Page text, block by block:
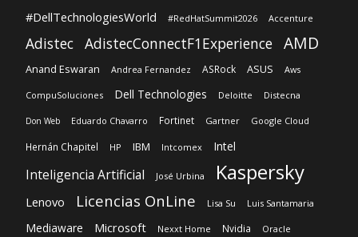
#DellTechnologiesWorld #RedHatSummit2026 Accenture
Adistec AdistecConnectF1Experience AMD
Anand Eswaran Andrea Fernandez ASRock ASUS Aws
CompuSoluciones Dell Technologies Deloitte Distecna
Don Web Eduardo Chavarro Fortinet Gartner Google Cloud
Hernán Chapitel HP IBM Intcomex Intel
Inteligencia Artificial José Urbina Kaspersky
Lenovo Licencias OnLine Lisa Su Luis Santamaria
Mediaware Microsoft Nexxt Home Nvidia Oracle